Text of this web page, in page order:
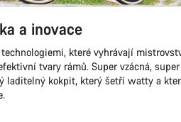
a inovace
které vyhrávají
tvary rámů. Super vzácná,
laditelný kokpit, který šetří watty a